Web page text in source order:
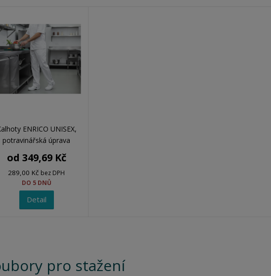
ENRICO UNISEX,
potravinářská úprava
od 349,69 Kč
289,00 Kč bez DPH
DO 5 DNŮ
Detail
pro stažení